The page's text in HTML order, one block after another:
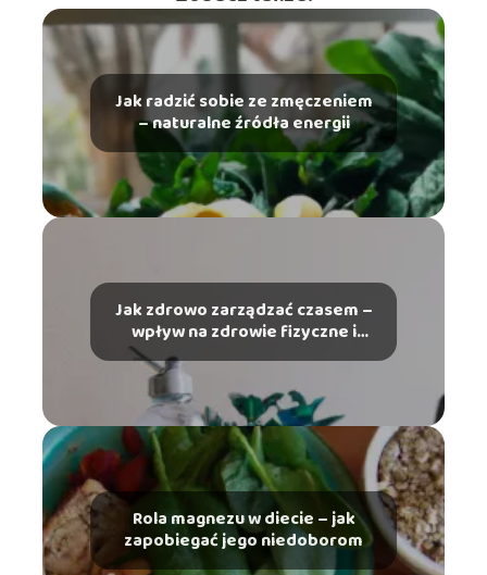
Jak radzić sobie ze zmęczeniem
– naturalne źródła energii
Jak zdrowo zarządzać czasem –
wpływ na zdrowie fizyczne i
psychiczne
Rola magnezu w diecie – jak
zapobiegać jego niedoborom